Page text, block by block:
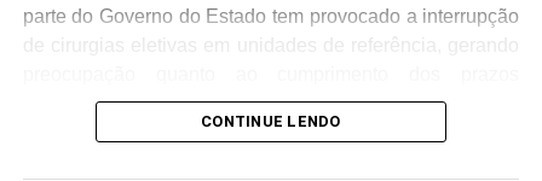
parte do Governo do Estado tem provocado a interrupção
de cirurgias eletivas em unidades de referência, gerando
estabelecidos em acordos recentes. Paralelamente, a
regularização do calendário de pagamentos para
CONTINUE LENDO